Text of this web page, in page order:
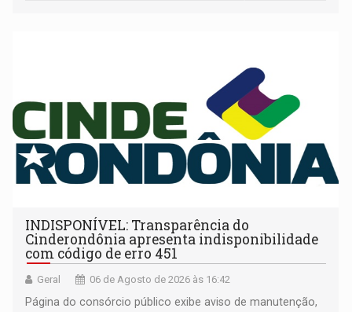
INDISPONÍVEL: Transparência do
Cinderondônia apresenta indisponibilidade
com código de erro 451
Geral 06 de Agosto de 2026 às 16:42
Página do consórcio público exibe aviso de manutenção,